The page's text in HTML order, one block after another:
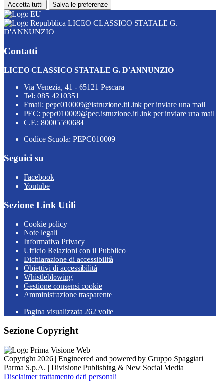
Accetta tutti Salva le preferenze
LICEO CLASSICO STATALE G.
D'ANNUNZIO
Contatti
LICEO CLASSICO STATALE G. D'ANNUNZIO
Via Venezia, 41 - 65121 Pescara
Tel: 085-4210351
Email: pepc010009@istruzione.itLink per inviare una mail
PEC: pepc010009@pec.istruzione.itLink per inviare una mail
C.F.: 80005590684
Codice Scuola: PEPC010009
Seguici su
Facebook
Youtube
Sezione Link Utili
Cookie policy
Note legali
Informativa Privacy
Ufficio Relazioni con il Pubblico
Dichiarazione di accessibilità
Obiettivi di accessibilità
Whistleblowing
Gestione consensi cookie
Amministrazione trasparente
Pagina visualizzata 262 volte
Sezione Copyright
Copyright 2026 | Engineered and powered by Gruppo Spaggiari
Parma S.p.A. | Divisione Publishing & New Social Media
Disclaimer trattamento dati personali